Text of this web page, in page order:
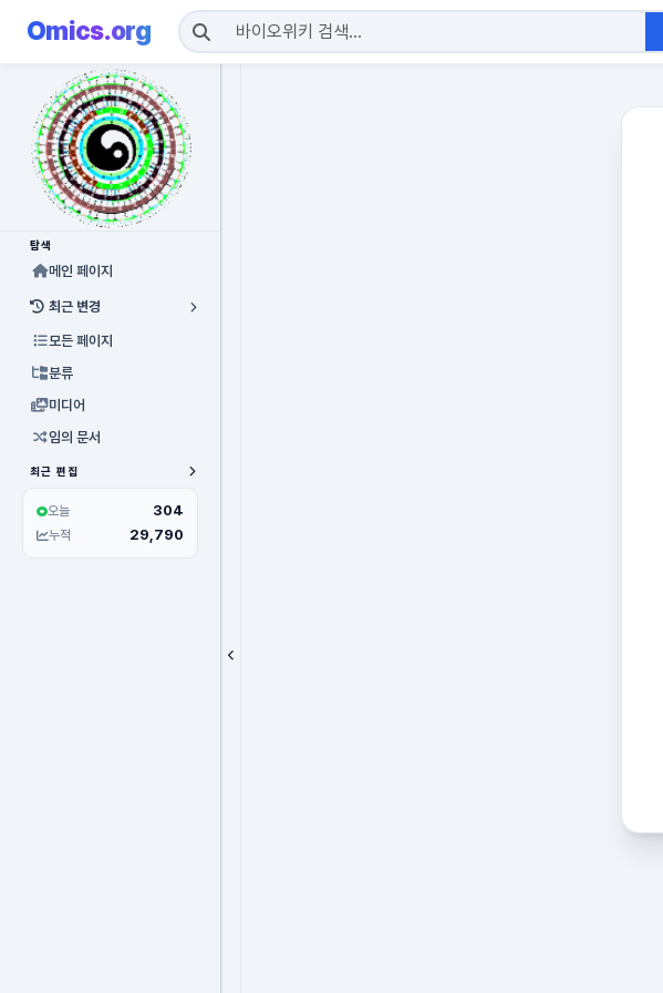
Omics.org
탐색
메인 페이지
최근 변경
모든 페이지
분류
미디어
임의 문서
최근 편집
오늘 304
누적 29,790